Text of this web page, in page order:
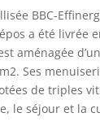
BBC-
a été livrée
aménagée
Ses
de triples
le séjour et la